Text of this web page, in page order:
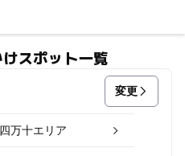
スポット一覧
変更
四万十エリア